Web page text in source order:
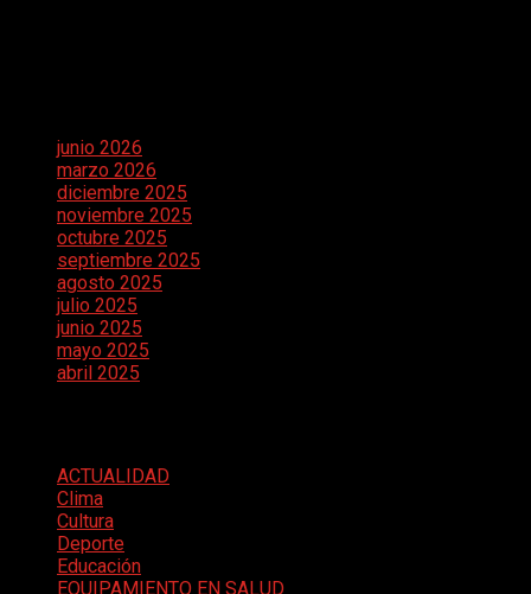
junio 2026
marzo 2026
diciembre 2025
noviembre 2025
octubre 2025
septiembre 2025
agosto 2025
julio 2025
junio 2025
mayo 2025
abril 2025
ACTUALIDAD
Clima
Cultura
Deporte
Educación
EQUIPAMIENTO EN SALUD